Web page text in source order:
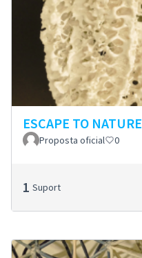
ESCAPE TO NATURE
Proposta oficial 0
1 Suport